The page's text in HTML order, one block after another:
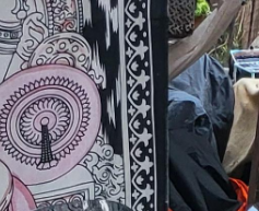
1 annonce
125cc